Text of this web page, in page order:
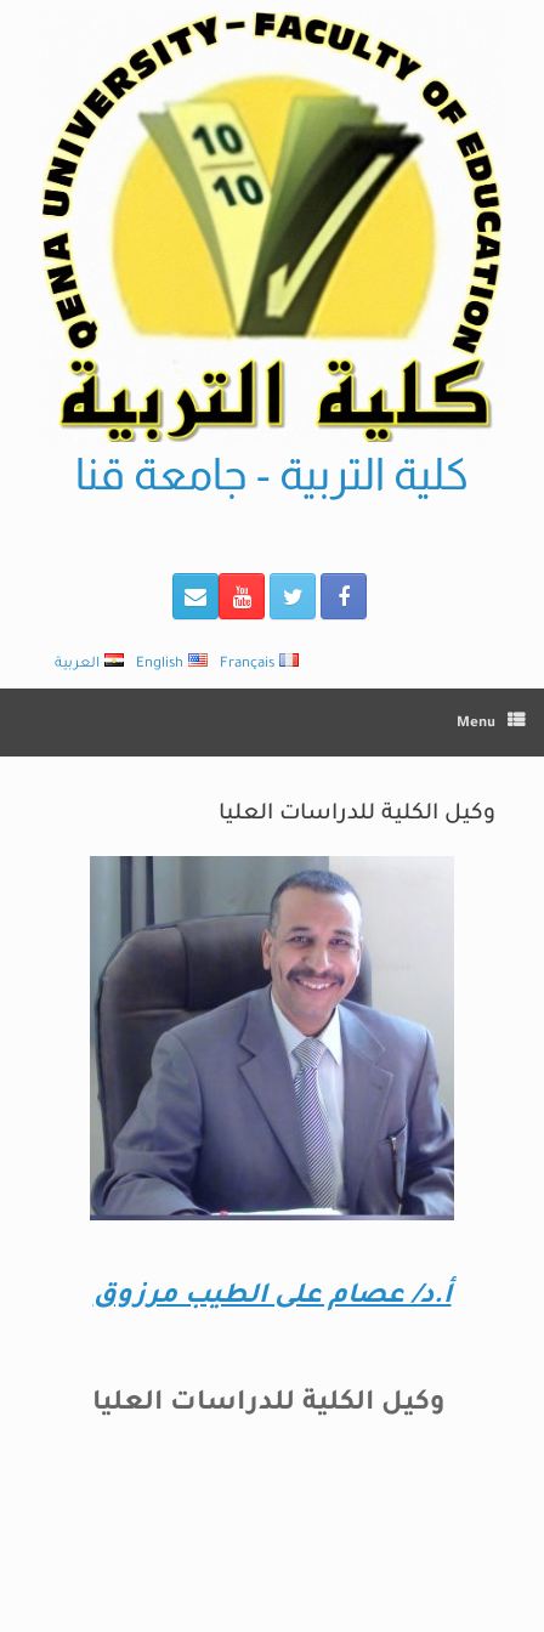
كلية التربية - جامعة قنا
العربية English Français
Menu
وكيل الكلية للدراسات العليا
أ.د/ عصام على الطيب مرزوق
وكيل الكلية للدراسات العليا